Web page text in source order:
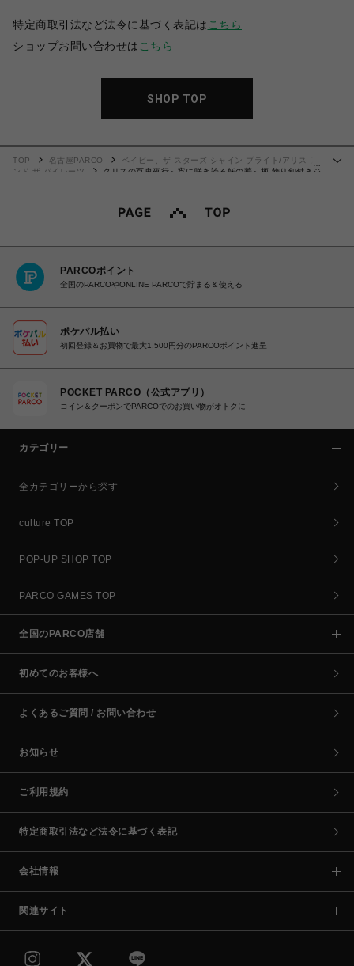
特定商取引法など法令に基づく表記は こちら
ショップお問い合わせは こちら
SHOP TOP
TOP 名古屋PARCO
ベイビー、ザ スターズ シャイン ブライト/アリス ア
ンド ザ パイレーツ
クリスの百鬼夜行～宵に咲き誇る妖の華～柄 飾り釦付きジ
ャンパースカート（墨）
PARCOポイント
全国のPARCOやONLINE PARCOで貯まる＆使える
ポケパル払い
初回登録＆お買物で最大1,500円分のPARCOポイント進呈
POCKET PARCO（公式アプリ）
コイン＆クーポンでPARCOでのお買い物がオトクに
カテゴリー
全カテゴリーから探す
culture TOP
POP-UP SHOP TOP
PARCO GAMES TOP
全国のPARCO店舗
初めてのお客様へ
よくあるご質問 / お問い合わせ
お知らせ
ご利用規約
特定商取引法など法令に基づく表記
会社情報
関連サイト